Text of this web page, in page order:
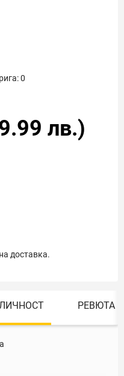
0
лв.)
доставка.
РЕВЮТА